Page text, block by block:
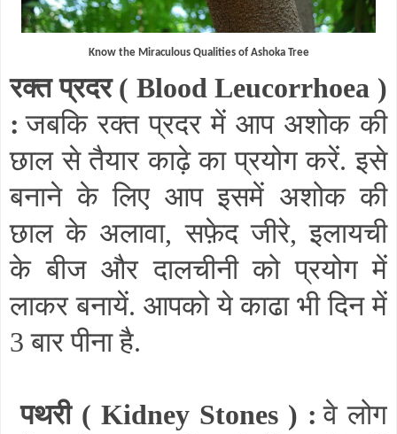
Know the Miraculous Qualities of Ashoka Tree
रक्त प्रदर ( Blood Leucorrhoea )
: जबकि रक्त प्रदर में आप अशोक की
छाल से तैयार काढ़े का प्रयोग करें. इसे
बनाने के लिए आप इसमें अशोक की
छाल के अलावा,सफ़ेद जीरे,इलायची
के बीज और दालचीनी को प्रयोग में
लाकर बनायें. आपको ये काढा भी दिन में
3 बार पीना है.
पथरी ( Kidney Stones ) : वे लोग